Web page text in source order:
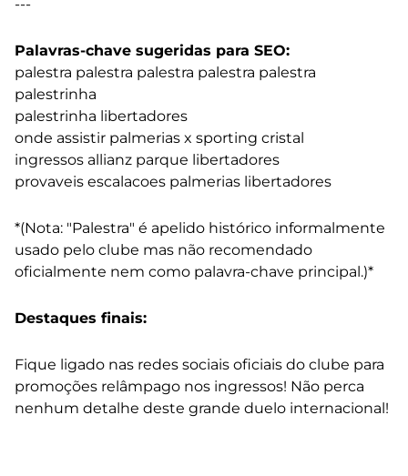
---
Palavras-chave sugeridas para SEO:
palestra palestra palestra palestra palestra
palestrinha
palestrinha libertadores
onde assistir palmerias x sporting cristal
ingressos allianz parque libertadores
provaveis escalacoes palmerias libertadores
*(Nota: "Palestra" é apelido histórico informalmente
usado pelo clube mas não recomendado
oficialmente nem como palavra-chave principal.)*
Destaques finais:
Fique ligado nas redes sociais oficiais do clube para
promoções relâmpago nos ingressos! Não perca
nenhum detalhe deste grande duelo internacional!